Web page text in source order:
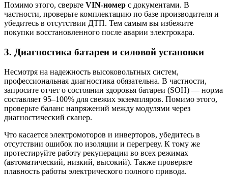
Помимо этого, сверьте VIN-номер с документами. В
частности, проверьте комплектацию по базе производителя и
убедитесь в отсутствии ДТП. Тем самым вы избежите
покупки восстановленного после аварии электрокара.
3. Диагностика батареи и силовой установки
Несмотря на надежность высоковольтных систем,
профессиональная диагностика обязательна. В частности,
запросите отчет о состоянии здоровья батареи (SOH) — норма
составляет 95–100% для свежих экземпляров. Помимо этого,
проверьте баланс напряжений между модулями через
диагностический сканер.
Что касается электромоторов и инверторов, убедитесь в
отсутствии ошибок по изоляции и перегреву. К тому же
протестируйте работу рекуперации во всех режимах
(автоматический, низкий, высокий). Также проверьте
плавность работы электрического полного привода.